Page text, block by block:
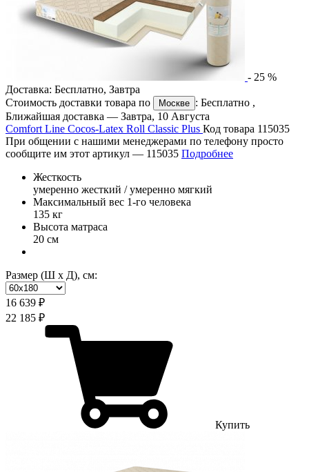
- 25 %
Доставка: Бесплатно, Завтра
Стоимость доставки товара по
Москве : Бесплатно ,
Ближайшая доставка — Завтра, 10 Августа
Comfort Line Cocos-Latex Roll Classic Plus Код товара 115035
При общении с нашими менеджерами по телефону просто
сообщите им этот артикул — 115035 Подробнее
Жесткость
умеренно жесткий / умеренно мягкий
Максимальный вес 1-го человека
135 кг
Высота матраса
20 см
Размер (Ш х Д), см:
16 639 ₽
22 185 ₽
Купить